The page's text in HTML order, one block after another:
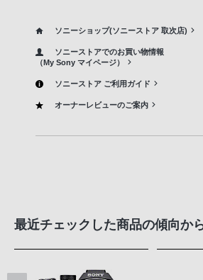
ソニーショップ(ソニーストア 取次店)
ソニーストアでのお買い物情報
（My Sony マイページ）
ソニーストア ご利用ガイド
オーナーレビューのご案内
最近チェックした商品の傾向か